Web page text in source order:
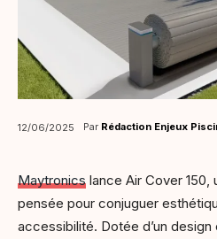
12/06/2025 Par Rédaction Enjeux
Maytronics lance Air Cover
pensée pour conjuguer
accessibilité. Dotée d’un